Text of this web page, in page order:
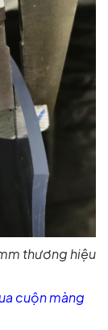
thương hiệu
cuộn màng